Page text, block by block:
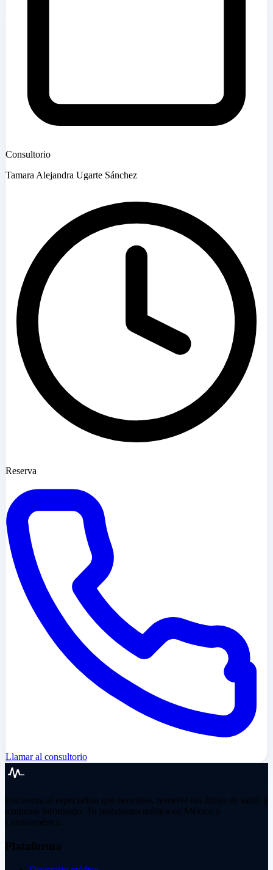
Consultorio
Tamara Alejandra Ugarte Sánchez
Reserva
Llamar al consultorio
Encuentra al especialista que necesitas, resuelve tus dudas de salud y
mantente informado. Tu plataforma médica en México y
Latinoamérica.
Plataforma